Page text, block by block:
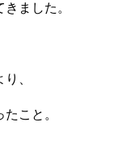
ました。
、
こと。